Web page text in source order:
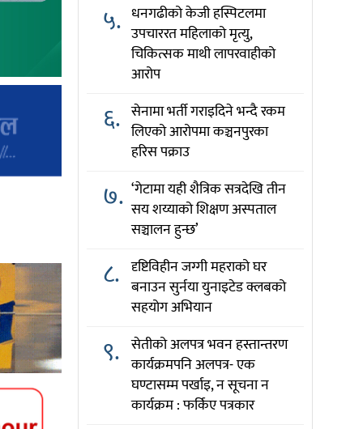
५. धनगढीको केजी हस्पिटलमा
उपचाररत महिलाको मृत्यु,
चिकित्सक माथी लापरवाहीको
आरोप
६. सेनामा भर्ती गराइदिने भन्दै रकम
लिएको आरोपमा कञ्चनपुरका
हरिस पक्राउ
७. ‘गेटामा यही शैत्रिक सत्रदेखि तीन
सय शय्याको शिक्षण अस्पताल
सञ्चालन हुन्छ’
८. दृष्टिविहीन जग्गी महराको घर
बनाउन सुर्नया युनाइटेड क्लबको
सहयोग अभियान
९. सेतीको अलपत्र भवन हस्तान्तरण
कार्यक्रमपनि अलपत्र- एक
घण्टासम्म पर्खाइ, न सूचना न
कार्यक्रम : फर्किए पत्रकार